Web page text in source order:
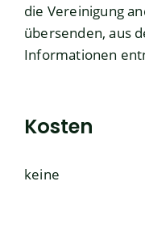
die Vereinigung
übersenden, aus
Informationen
Kosten
keine